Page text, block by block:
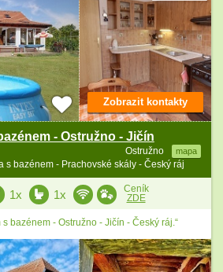
- Ostružno - Jičín
Ostružno mapa
s bazénem - Prachovské skály - Český ráj
Zobrazit kontakty
1x 1x
Ceník
ZDE
bazénem - Ostružno - Jičín - Český ráj.“